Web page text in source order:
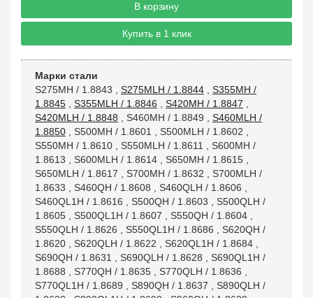
В корзину
Купить в 1 клик
Марки стали
S275MH / 1.8843
S275MLH / 1.8844
S355MH /
1.8845
S355MLH / 1.8846 S420MH / 1.8847
S420MLH / 1.8848
S460MH / 1.8849
S460MLH /
1.8850
S500MH / 1.8601 S500MLH / 1.8602
S550MH / 1.8610
S550MLH / 1.8611
S600MH /
1.8613
S600MLH / 1.8614 S650MH / 1.8615
S650MLH / 1.8617
S700MH / 1.8632
S700MLH /
1.8633
S460QH / 1.8608 S460QLH / 1.8606
S460QL1H / 1.8616
S500QH / 1.8603
S500QLH /
1.8605
S500QL1H / 1.8607 S550QH / 1.8604
S550QLH / 1.8626
S550QL1H / 1.8686
S620QH /
1.8620
S620QLH / 1.8622 S620QL1H / 1.8684
S690QH / 1.8631
S690QLH / 1.8628
S690QL1H /
1.8688
S770QH / 1.8635 S770QLH / 1.8636
S770QL1H / 1.8689
S890QH / 1.8637
S890QLH /